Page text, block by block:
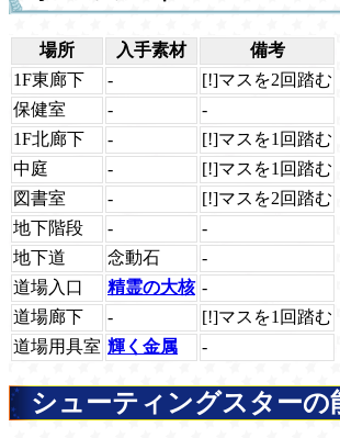
場所 入手素材
備考
1F東廊下
-
[!]マスを2回踏む
保健室
-
-
1F北廊下
-
[!]マスを1回踏む
中庭
-
[!]マスを1回踏む
図書室
-
[!]マスを2回踏む
地下階段
-
-
地下道
念動石
-
道場入口
精霊の大核 -
道場廊下
-
[!]マスを1回踏む
道場用具室 輝く金属 -
シューティングスターの